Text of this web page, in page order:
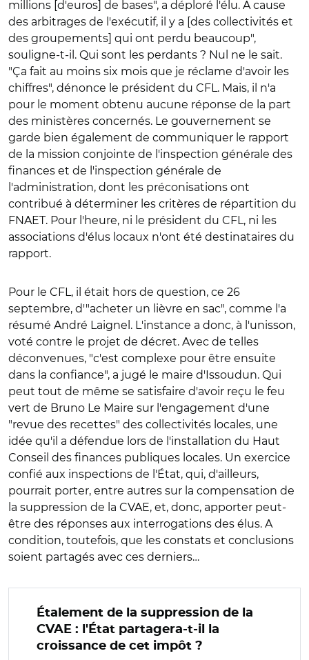
millions [d'euros] de bases", a déploré l'élu. A cause
des arbitrages de l'exécutif, il y a [des collectivités et
des groupements] qui ont perdu beaucoup",
souligne-t-il. Qui sont les perdants ? Nul ne le sait.
"Ça fait au moins six mois que je réclame d'avoir les
chiffres", dénonce le président du CFL. Mais, il n'a
pour le moment obtenu aucune réponse de la part
des ministères concernés. Le gouvernement se
garde bien également de communiquer le rapport
de la mission conjointe de l'inspection générale des
finances et de l'inspection générale de
l'administration, dont les préconisations ont
contribué à déterminer les critères de répartition du
FNAET. Pour l'heure, ni le président du CFL, ni les
associations d'élus locaux n'ont été destinataires du
rapport.
Pour le CFL, il était hors de question, ce 26
septembre, d'"acheter un lièvre en sac", comme l'a
résumé André Laignel. L'instance a donc, à l'unisson,
voté contre le projet de décret. Avec de telles
déconvenues, "c'est complexe pour être ensuite
dans la confiance", a jugé le maire d'Issoudun. Qui
peut tout de même se satisfaire d'avoir reçu le feu
vert de Bruno Le Maire sur l'engagement d'une
"revue des recettes" des collectivités locales, une
idée qu'il a défendue lors de l'installation du Haut
Conseil des finances publiques locales. Un exercice
confié aux inspections de l'État, qui, d'ailleurs,
pourrait porter, entre autres sur la compensation de
la suppression de la CVAE, et, donc, apporter peut-
être des réponses aux interrogations des élus. A
condition, toutefois, que les constats et conclusions
soient partagés avec ces derniers…
Étalement de la suppression de la
CVAE : l'État partagera-t-il la
croissance de cet impôt ?